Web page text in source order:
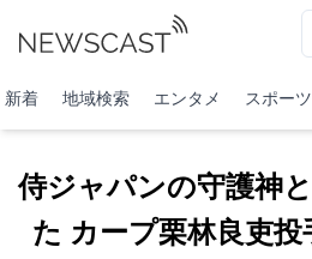
新着 地域検索 エンタメ スポーツ
侍ジャパンの守護神
た カープ栗林良吏